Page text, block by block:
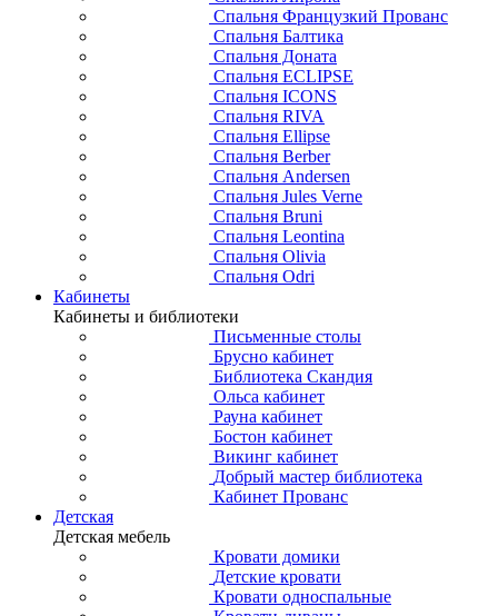
Спальня Французкий Прованс
Спальня Балтика
Спальня Доната
Спальня ECLIPSE
Спальня ICONS
Спальня RIVA
Спальня Ellipse
Спальня Berber
Спальня Andersen
Спальня Jules Verne
Спальня Bruni
Спальня Leontina
Спальня Olivia
Спальня Odri
Кабинеты
Кабинеты и библиотеки
Письменные столы
Брусно кабинет
Библиотека Скандия
Ольса кабинет
Рауна кабинет
Бостон кабинет
Викинг кабинет
Добрый мастер библиотека
Кабинет Прованс
Детская
Детская мебель
Кровати домики
Детские кровати
Кровати односпальные